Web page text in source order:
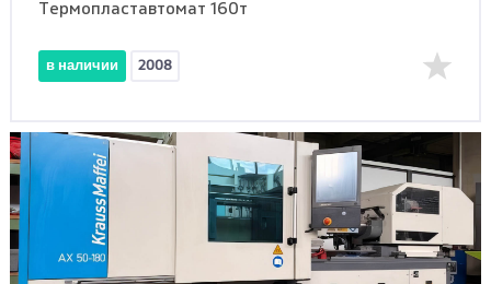
Термопластавтомат 160т
в наличии 2008